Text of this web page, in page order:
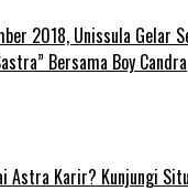
2018, Unissula Gelar
Bersama Boy Candra
Astra Karir? Kunjungi